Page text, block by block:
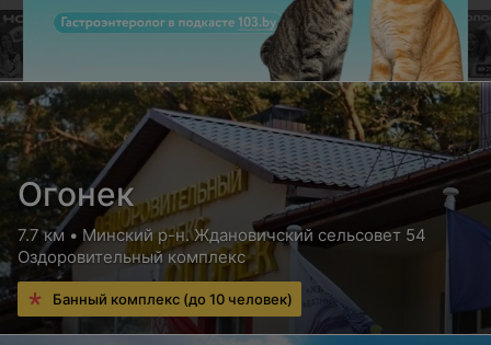
Огонек
7.7 км • Минский р-н. Ждановичский сельсовет 54
Оздоровительный комплекс
Банный комплекс (до 10 человек)